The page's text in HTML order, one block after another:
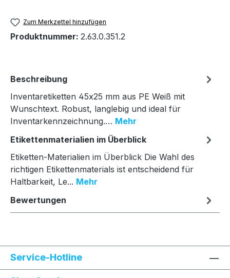
Zum Merkzettel hinzufügen
Produktnummer: 2.63.0.351.2
Beschreibung
Inventaretiketten 45x25 mm aus PE Weiß mit
Wunschtext. Robust, langlebig und ideal für
Inventarkennzeichnung.… Mehr
Etikettenmaterialien im Überblick
Etiketten-Materialien im Überblick Die Wahl des
richtigen Etikettenmaterials ist entscheidend für
Haltbarkeit, Le... Mehr
Bewertungen
Service-Hotline